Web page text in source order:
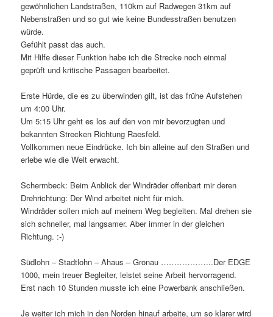
gewöhnlichen Landstraßen, 110km auf Radwegen 31km auf
Nebenstraßen und so gut wie keine Bundesstraßen benutzen
würde.
Gefühlt passt das auch.
Mit Hilfe dieser Funktion habe ich die Strecke noch einmal
geprüft und kritische Passagen bearbeitet.
Erste Hürde, die es zu überwinden gilt, ist das frühe Aufstehen
um 4:00 Uhr.
Um 5:15 Uhr geht es los auf den von mir bevorzugten und
bekannten Strecken Richtung Raesfeld.
Vollkommen neue Eindrücke. Ich bin alleine auf den Straßen und
erlebe wie die Welt erwacht.
Schermbeck: Beim Anblick der Windräder offenbart mir deren
Drehrichtung: Der Wind arbeitet nicht für mich.
Windräder sollen mich auf meinem Weg begleiten. Mal drehen sie
sich schneller, mal langsamer. Aber immer in der gleichen
Richtung. :-)
Südlohn – Stadtlohn – Ahaus – Gronau ………………..Der EDGE
1000, mein treuer Begleiter, leistet seine Arbeit hervorragend.
Erst nach 10 Stunden musste ich eine Powerbank anschließen.
Je weiter ich mich in den Norden hinauf arbeite, um so klarer wird